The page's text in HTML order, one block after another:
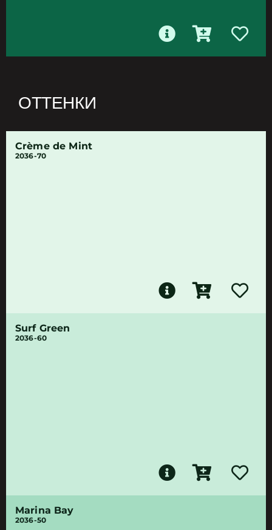
ОТТЕНКИ
Crème de Mint
2036-70
Surf Green
2036-60
Marina Bay
2036-50